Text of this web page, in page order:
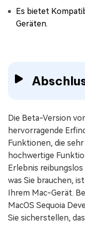
Es bietet
Geräten.
Die Beta-Version
hervorragende
Funktionen, die
hochwertige
Erlebnis
was Sie brauchen,
Ihrem Mac-Gerät.
MacOS Sequoia
Sie sicherstellen,